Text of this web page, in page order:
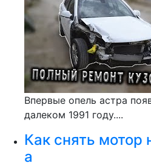
Впервые опель астра
далеком 1991 году....
Как снять мотор
а